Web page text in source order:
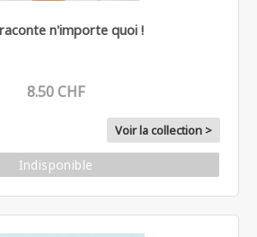
n'importe quoi !
8.50 CHF
Voir la collection >
Indisponible